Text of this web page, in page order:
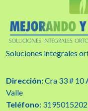
Soluciones integrales
Dirección:Cra 33 # 10
Valle
Teléfono: 3195015202